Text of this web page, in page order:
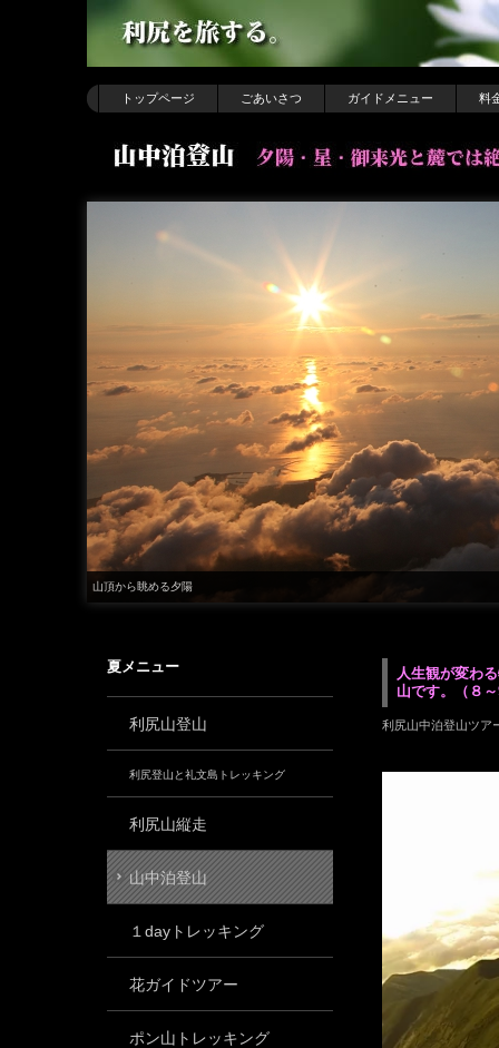
トップページ ごあいさつ ガイドメニュー 料
山頂から眺める夕陽
人生観が変わ
山です。（８
利尻山中泊登山ツア
夏メニュー
利尻山登山
利尻登山と礼文島トレッキング
利尻山縦走
山中泊登山
１dayトレッキング
花ガイドツアー
ポン山トレッキング